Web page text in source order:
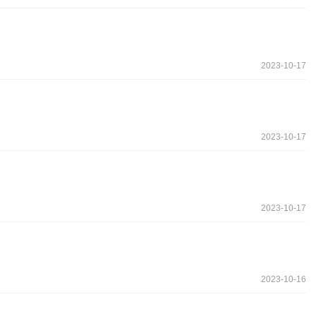
2023-10-17
2023-10-17
2023-10-17
2023-10-16